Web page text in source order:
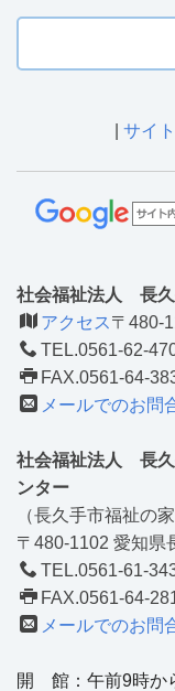
サイ
社会福祉法人 長久
アクセス 〒480-
TEL.0561-62-
FAX.0561-64-
メールでのお問
社会福祉法人 長
ンター
（長久手市福祉の
〒480-1102 愛知県
TEL.0561-61-
FAX.0561-64-
メールでのお問
開 館：午前9時か